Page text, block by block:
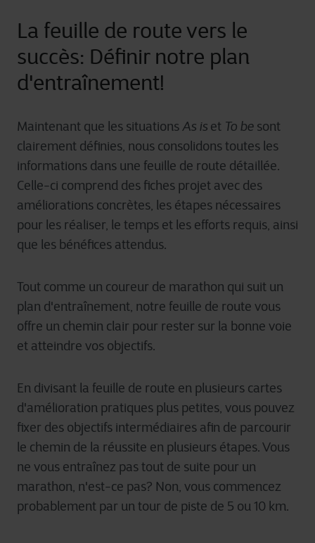
La feuille de route vers le
succès: Définir notre plan
d'entraînement!
Maintenant que les situationsAs is et To be sont
clairement définies, nous consolidons toutes les
informations dans une feuille de route détaillée.
Celle-ci comprend des fiches projet avec des
améliorations concrètes, les étapes nécessaires
pour les réaliser, le temps et les efforts requis, ainsi
que les bénéfices attendus.
Tout comme un coureur de marathon qui suit un
plan d'entraînement, notre feuille de route vous
offre un chemin clair pour rester sur la bonne voie
et atteindre vos objectifs.
En divisant la feuille de route en plusieurs cartes
d'amélioration pratiques plus petites, vous pouvez
fixer des objectifs intermédiaires afin de parcourir
le chemin de la réussite en plusieurs étapes. Vous
ne vous entraînez pas tout de suite pour un
marathon, n'est-ce pas? Non, vous commencez
probablement par un tour de piste de 5 ou 10 km.